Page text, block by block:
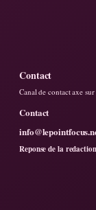
Contact
Canal de contact axe
Contact
Reponse de la